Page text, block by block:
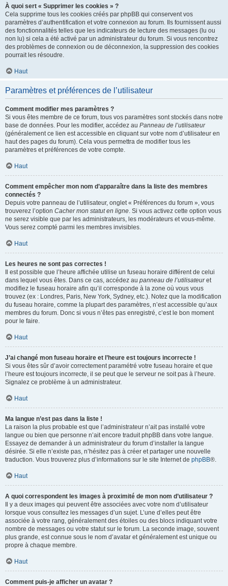
À quoi sert « Supprimer les cookies » ?
Cela supprime tous les cookies créés par phpBB qui conservent vos
paramètres d’authentification et votre connexion au forum. Ils fournissent aussi
des fonctionnalités telles que les indicateurs de lecture des messages (lu ou
non lu) si cela a été activé par un administrateur du forum. Si vous rencontrez
des problèmes de connexion ou de déconnexion, la suppression des cookies
pourrait les résoudre.
Haut
Paramètres et préférences de l’utilisateur
Comment modifier mes paramètres ?
Si vous êtes membre de ce forum, tous vos paramètres sont stockés dans notre
base de données. Pour les modifier, accédez au Panneau de l’utilisateur
(généralement ce lien est accessible en cliquant sur votre nom d’utilisateur en
haut des pages du forum). Cela vous permettra de modifier tous les
paramètres et préférences de votre compte.
Haut
Comment empêcher mon nom d’apparaître dans la liste des membres
connectés ?
Depuis votre panneau de l’utilisateur, onglet « Préférences du forum », vous
trouverez l’option Cacher mon statut en ligne. Si vous activez cette option vous
ne serez visible que par les administrateurs, les modérateurs et vous-même.
Vous serez compté parmi les membres invisibles.
Haut
Les heures ne sont pas correctes !
Il est possible que l’heure affichée utilise un fuseau horaire différent de celui
dans lequel vous êtes. Dans ce cas, accédez au panneau de l’utilisateuret
modifiez le fuseau horaire afin qu’il corresponde à la zone où vous vous
trouvez (ex : Londres, Paris, New York, Sydney, etc.). Notez que la modification
du fuseau horaire, comme la plupart des paramètres, n’est accessible qu’aux
membres du forum. Donc si vous n’êtes pas enregistré, c’est le bon moment
pour le faire.
Haut
J’ai changé mon fuseau horaire et l’heure est toujours incorrecte !
Si vous êtes sûr d’avoir correctement paramétré votre fuseau horaire et que
l’heure est toujours incorrecte, il se peut que le serveur ne soit pas à l’heure.
Signalez ce problème à un administrateur.
Haut
Ma langue n’est pas dans la liste !
La raison la plus probable est que l’administrateur n’ait pas installé votre
langue ou bien que personne n’ait encore traduit phpBB dans votre langue.
Essayez de demander à un administrateur du forum d’installer la langue
désirée. Si elle n’existe pas, n’hésitez pas à créer et partager une nouvelle
traduction. Vous trouverez plus d’informations sur le site Internet de phpBB®.
Haut
A quoi correspondent les images à proximité de mon nom d’utilisateur ?
Il y a deux images qui peuvent être associées avec votre nom d’utilisateur
lorsque vous consultez les messages d’un sujet. L’une d’elles peut être
associée à votre rang, généralement des étoiles ou des blocs indiquant votre
nombre de messages ou votre statut sur le forum. La seconde image, souvent
plus grande, est connue sous le nom d’avatar et généralement est unique ou
propre à chaque membre.
Haut
Comment puis-je afficher un avatar ?